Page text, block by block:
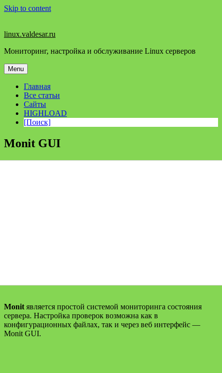
Skip to content
linux.valdesar.ru
Мониторинг, настройка и обслуживание Linux серверов
Menu
Главная
Все статьи
Сайты
HIGHLOAD
[Поиск]
Monit GUI
Monit является простой системой мониторинга состояния
сервера. Настройка проверок возможна как в
конфигурационных файлах, так и через веб интерфейс —
Monit GUI.